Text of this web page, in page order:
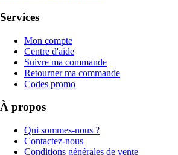
Services
Mon compte
Centre d'aide
Suivre ma commande
Retourner ma commande
Codes promo
À propos
Qui sommes-nous ?
Contactez-nous
Conditions générales de vente